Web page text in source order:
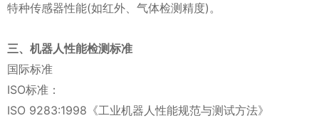
特种传感器性能(如红外、气体检测精度)。
三、机器人性能检测标准
国际标准
ISO标准：
ISO 9283:1998《工业机器人性能规范与测试方法》